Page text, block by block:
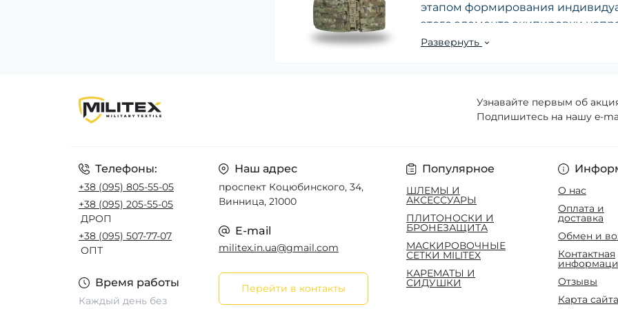
этапом формирования
этого элемента экипировки
выносливость и безопасность
исключительно проверенные
планируете купить плитоноску,
зафиксировать бронеэлементы,
снаряжение от итогов для
Почему материал
Первое, на что мы рекомендуем
заказать плитоноску, - это
снаряжение производится из
1000D. Ткань плотностью 1000D
истиранию, тогда как 500D
Развернуть
Узнавайте первым об
Подпишитесь на нашу e-
Телефоны:
+38 (095) 805-55-05
+38 (095) 205-55-05
ДРОП
+38 (095) 507-77-07
ОПТ
Время работы
Каждый день без
Наш адрес
проспект Коцюбинского, 34,
Винница, 21000
E-mail
militex.in.ua@gmail.com
Перейти в контакты
Популярное
ШЛЕМЫ И
АКСЕССУАРЫ
ПЛИТОНОСКИ И
БРОНЕЗАЩИТА
МАСКИРОВОЧНЫЕ
СЕТКИ MILITEX
КАРЕМАТЫ И
СИДУШКИ
О нас
Оплата и
доставка
Обмен и
Контактная
Отзывы
Карта сайта